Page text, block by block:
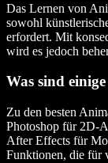
Das Lernen von
sowohl
erfordert. Mit
wird es jedoch
Was sind
Zu den besten
Photoshop für 2D-
After Effects für
Funktionen, die für